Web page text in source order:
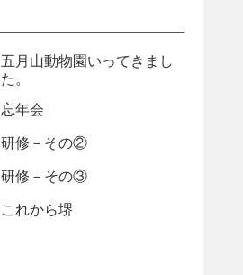
五月山動物園いってきまし
た。
忘年会
研修－その②
研修－その③
これから堺